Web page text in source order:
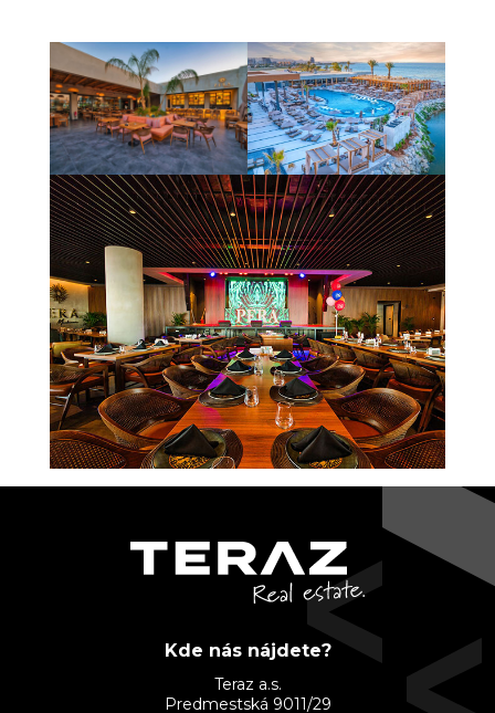
Kde nás nájdete?
Teraz a.s.
Predmestská 9011/29